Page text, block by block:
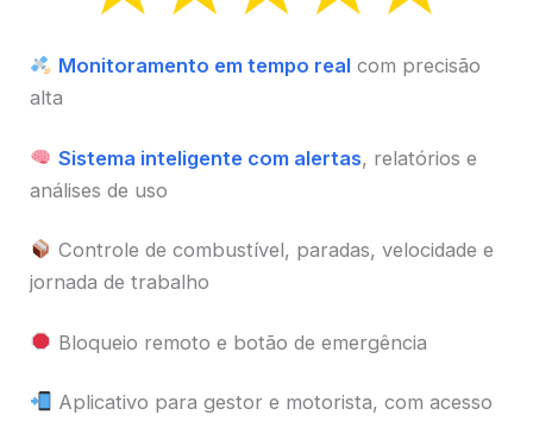
Monitoramento em tempo realcom precisão
alta
Sistema inteligente com alertas, relatórios e
análises de uso
Controle de combustível, paradas, velocidade e
jornada de trabalho
Bloqueio remoto e botão de emergência
Aplicativo para gestor e motorista, com acesso